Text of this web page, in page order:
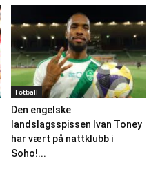
Fotball
Den engelske
landslagsspissen Ivan Toney
har vært på nattklubb i
Soho!...